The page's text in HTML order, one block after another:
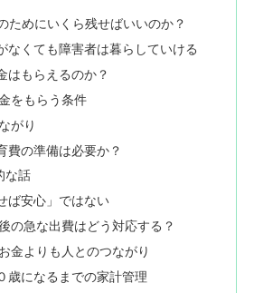
ためにいくら残せばいいのか？
くても障害者は暮らしていける
もらえるのか？
をもらう条件
がり
の準備は必要か？
な話
ば安心」ではない
の急な出費はどう対応する？
金よりも人とのつながり
歳になるまでの家計管理